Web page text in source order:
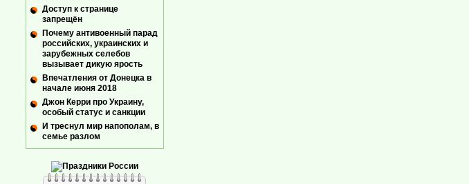
Доступ к странице
запрещён
Почему антивоенный парад
российских, украинских и
зарубежных селебов
вызывает дикую ярость
Впечатления от Донецка в
начале июня 2018
Джон Керри про Украину,
особый статус и санкции
И треснул мир напополам, в
семье разлом